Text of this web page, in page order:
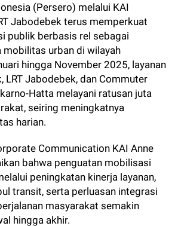
(Persero) melalui KAI
Jabodebek terus memperkuat
publik berbasis rel sebagai
mobilitas urban di wilayah
hingga November 2025, layanan
LRT Jabodebek, dan Commuter
Hatta melayani ratusan juta
seiring meningkatnya
harian.
Communication KAI Anne
bahwa penguatan mobilisasi
peningkatan kinerja layanan,
transit, serta perluasan integrasi
masyarakat semakin
hingga akhir.